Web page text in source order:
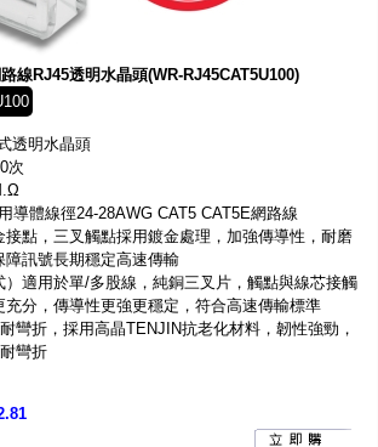
線RJ45透明水晶頭(WR-RJ45CAT5U100)
透明水晶頭
次
導體線徑24-28AWG CAT5 CAT5E網路線
接點，三叉觸點採用鍍金處理，加強傳導性，耐磨
障訊號長期穩定高速傳輸
）適用於單/多股線，純銅三叉片，觸點與線芯接觸
充分，傳導性更強更穩定，符合高速傳輸標準
彎折，採用高晶TENJIN抗老化材料，韌性強勁，
彎折